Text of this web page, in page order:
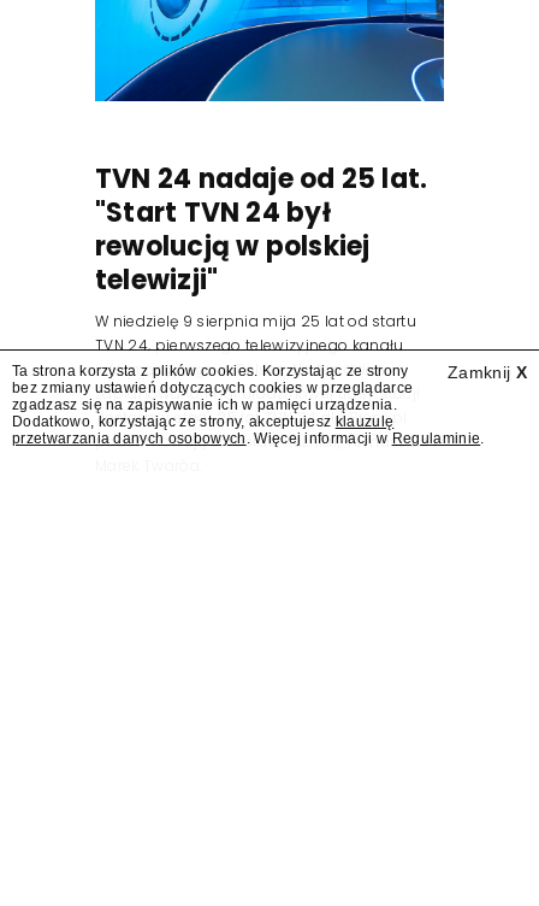
TVN 24 nadaje od 25 lat.
"Start TVN 24 był
rewolucją w polskiej
telewizji"
W niedzielę 9 sierpnia mija 25 lat od startu
TVN 24, pierwszego telewizyjnego kanału
informacyjnego w Polsce. Na ten dzień
zaplanowano finał urodzinowej trasy stacji
"Jesteśmy stąd". 25 lat TVN 24 dla Press.pl
podsumowują Jarosław Kuźniar, Tomasz Lis i
Zamknij X
Ta strona korzysta z plików cookies. Korzystając ze strony
bez zmiany ustawień dotyczących cookies w przeglądarce
zgadzasz się na zapisywanie ich w pamięci urządzenia.
Dodatkowo, korzystając ze strony, akceptujesz klauzulę
przetwarzania danych osobowych . Więcej informacji w Regulaminie.